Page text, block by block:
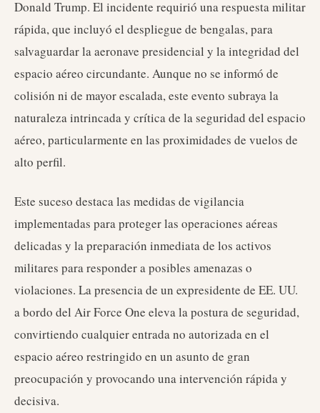
Donald Trump. El incidente requirió una respuesta militar
rápida, que incluyó el despliegue de bengalas, para
salvaguardar la aeronave presidencial y la integridad del
espacio aéreo circundante. Aunque no se informó de
colisión ni de mayor escalada, este evento subraya la
naturaleza intrincada y crítica de la seguridad del espacio
aéreo, particularmente en las proximidades de vuelos de
alto perfil.
Este suceso destaca las medidas de vigilancia
implementadas para proteger las operaciones aéreas
delicadas y la preparación inmediata de los activos
militares para responder a posibles amenazas o
violaciones. La presencia de un expresidente de EE. UU.
a bordo del Air Force One eleva la postura de seguridad,
convirtiendo cualquier entrada no autorizada en el
espacio aéreo restringido en un asunto de gran
preocupación y provocando una intervención rápida y
decisiva.